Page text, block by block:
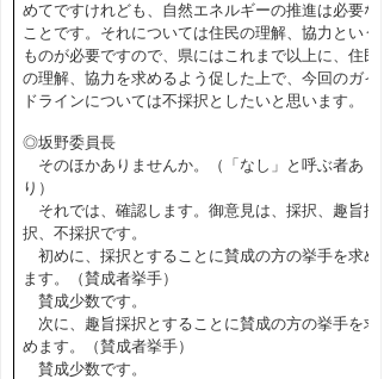
めてですけれども、自然エネルギーの推進は必要な
ことです。それについては住民の理解、協力という
ものが必要ですので、県にはこれまで以上に、住民
の理解、協力を求めるよう促した上で、今回のガイ
ドラインについては不採択としたいと思います。
◎坂野委員長
そのほかありませんか。（「なし」と呼ぶ者あ
り）
それでは、確認します。御意見は、採択、趣旨採
択、不採択です。
初めに、採択とすることに賛成の方の挙手を求め
ます。（賛成者挙手）
賛成少数です。
次に、趣旨採択とすることに賛成の方の挙手を求
めます。（賛成者挙手）
賛成少数です。